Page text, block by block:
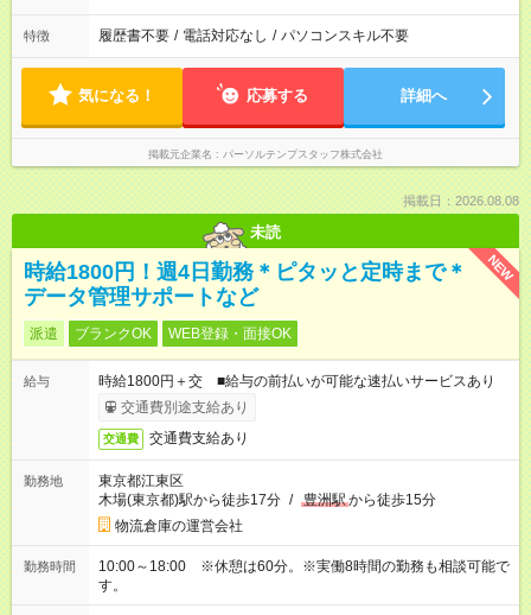
特徴 履歴書不要 / 電話対応なし / パソコンスキル不要
気になる！ 応募する 詳細へ
掲載元企業名 パーソルテンプスタッフ株式会社
掲載日：2026.08.08
未読
NEW
時給1800円！週4日勤務＊ピタッと定時まで＊
データ管理サポートなど
派遣 ブランクOK WEB登録・面接OK
給与
時給1800円＋交 ■給与の前払いが可能な速払いサービスあり
交通費別途支給あり
交通費 交通費支給あり
勤務地
東京都江東区
木場(東京都)駅から徒歩17分 / 豊洲駅から徒歩15分
物流倉庫の運営会社
勤務時間
10:00～18:00 ※休憩は60分。※実働8時間の勤務も相談可能で
す。